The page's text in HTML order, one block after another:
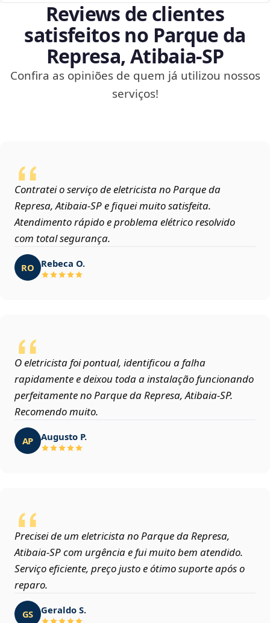
Reviews de clientes
satisfeitos no Parque da
Represa, Atibaia‑SP
Confira as opiniões de quem já utilizou nossos
serviços!
Contratei o serviço de eletricista no Parque da
Represa, Atibaia‑SP e fiquei muito satisfeita.
Atendimento rápido e problema elétrico resolvido
com total segurança.
RO Rebeca O.
O eletricista foi pontual, identificou a falha
rapidamente e deixou toda a instalação funcionando
perfeitamente no Parque da Represa, Atibaia‑SP.
Recomendo muito.
AP Augusto P.
Precisei de um eletricista no Parque da Represa,
Atibaia‑SP com urgência e fui muito bem atendido.
Serviço eficiente, preço justo e ótimo suporte após o
reparo.
GS Geraldo S.